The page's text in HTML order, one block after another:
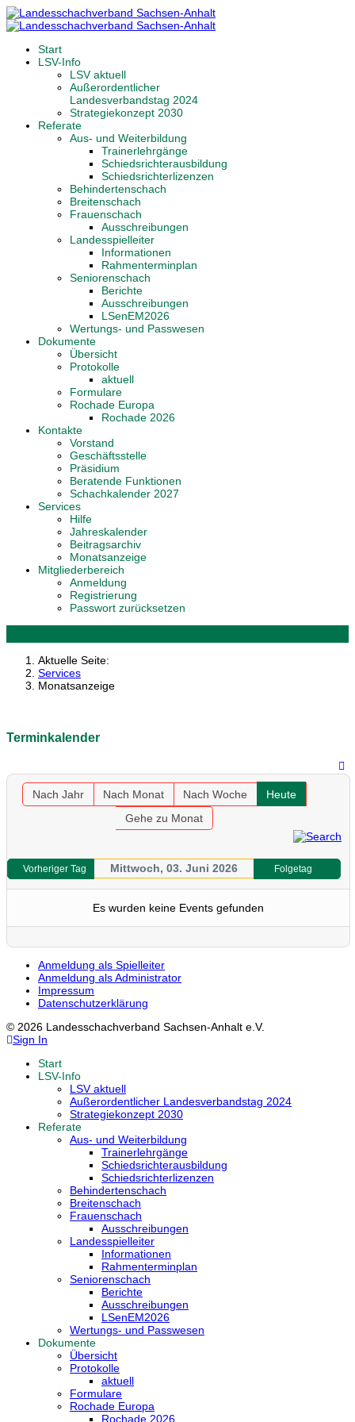
Start
LSV-Info
LSV aktuell
Außerordentlicher
Landesverbandstag 2024
Strategiekonzept 2030
Referate
Aus- und Weiterbildung
Trainerlehrgänge
Schiedsrichterausbildung
Schiedsrichterlizenzen
Behindertenschach
Breitenschach
Frauenschach
Ausschreibungen
Landesspielleiter
Informationen
Rahmenterminplan
Seniorenschach
Berichte
Ausschreibungen
LSenEM2026
Wertungs- und Passwesen
Dokumente
Übersicht
Protokolle
aktuell
Formulare
Rochade Europa
Rochade 2026
Kontakte
Vorstand
Geschäftsstelle
Präsidium
Beratende Funktionen
Schachkalender 2027
Services
Hilfe
Jahreskalender
Beitragsarchiv
Monatsanzeige
Mitgliederbereich
Anmeldung
Registrierung
Passwort zurücksetzen
Aktuelle Seite:
Services
Monatsanzeige
Terminkalender
Nach Jahr Nach Monat Nach Woche
Heute
Gehe zu Monat
Vorheriger Tag Mittwoch, 03. Juni 2026 Folgetag
Es wurden keine Events gefunden
Anmeldung als Spielleiter
Anmeldung als Administrator
Impressum
Datenschutzerklärung
© 2026 Landesschachverband Sachsen-Anhalt e.V.
Sign In
Start
LSV-Info
LSV aktuell
Außerordentlicher Landesverbandstag 2024
Strategiekonzept 2030
Referate
Aus- und Weiterbildung
Trainerlehrgänge
Schiedsrichterausbildung
Schiedsrichterlizenzen
Behindertenschach
Breitenschach
Frauenschach
Ausschreibungen
Landesspielleiter
Informationen
Rahmenterminplan
Seniorenschach
Berichte
Ausschreibungen
LSenEM2026
Wertungs- und Passwesen
Dokumente
Übersicht
Protokolle
aktuell
Formulare
Rochade Europa
Rochade 2026